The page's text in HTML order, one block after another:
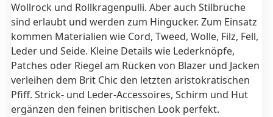
Wollrock und Rollkragenpulli. Aber auch Stilbrüche
sind erlaubt und werden zum Hingucker. Zum Einsatz
kommen Materialien wie Cord, Tweed, Wolle, Filz, Fell,
Leder und Seide. Kleine Details wie Lederknöpfe,
Patches oder Riegel am Rücken von Blazer und Jacken
verleihen dem Brit Chic den letzten aristokratischen
Pfiff. Strick- und Leder-Accessoires, Schirm und Hut
ergänzen den feinen britischen Look perfekt.